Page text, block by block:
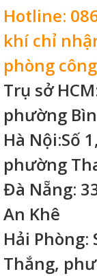
Hotline:
khí chỉ
phòng
Trụ sở
phường
Hà Nội:Số
phường
Đà Nẵng:
An Khê
Hải Phòng:
Thắng,